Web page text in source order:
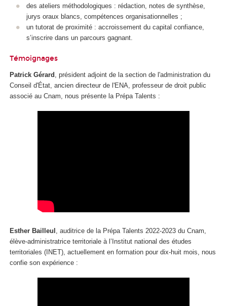
des ateliers méthodologiques : rédaction, notes de synthèse,
jurys oraux blancs, compétences organisationnelles ;
un tutorat de proximité : accroissement du capital confiance,
s’inscrire dans un parcours gagnant.
Témoignages
Patrick Gérard
, président adjoint de la section de l'administration du
Conseil d'État, ancien directeur de l'ENA, professeur de droit public
associé au Cnam, nous présente la Prépa Talents :
Esther Bailleul
, auditrice de la Prépa Talents 2022-2023 du Cnam,
élève-administratrice territoriale à l’Institut national des études
territoriales (INET), actuellement en formation pour dix-huit mois, nous
confie son expérience :